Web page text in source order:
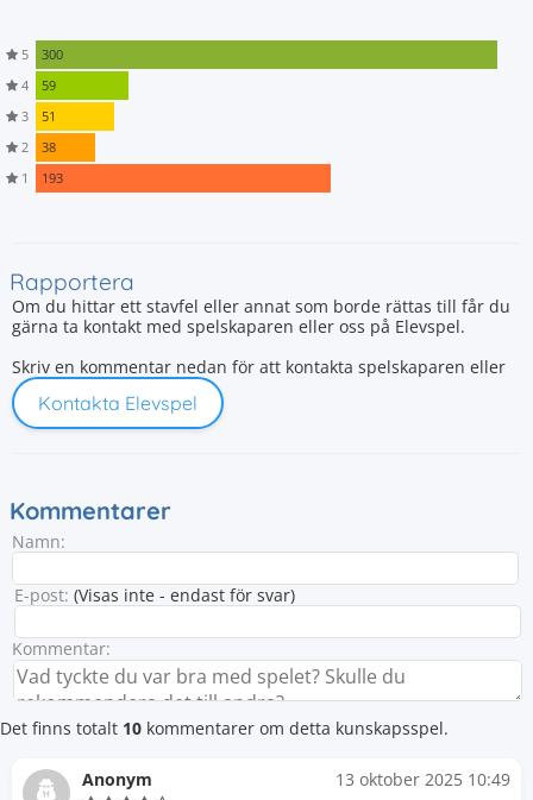
5
300
4
59
3
51
2
38
1
193
Rapportera
Om du hittar ett stavfel eller annat som borde rättas till får du
gärna ta kontakt med spelskaparen eller oss på Elevspel.
Skriv en kommentar nedan för att kontakta spelskaparen eller
Kontakta Elevspel
Kommentarer
Namn:
E-post: (Visas inte - endast för svar)
Kommentar:
Det finns totalt 10 kommentarer om detta kunskapsspel.
Anonym 13 oktober 2025 10:49